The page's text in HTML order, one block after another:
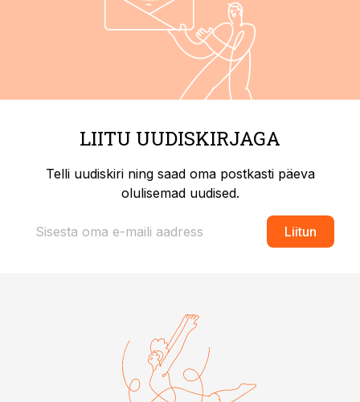
LIITU UUDISKIRJAGA
Telli uudiskiri ning saad oma postkasti päeva
olulisemad uudised.
Liitun